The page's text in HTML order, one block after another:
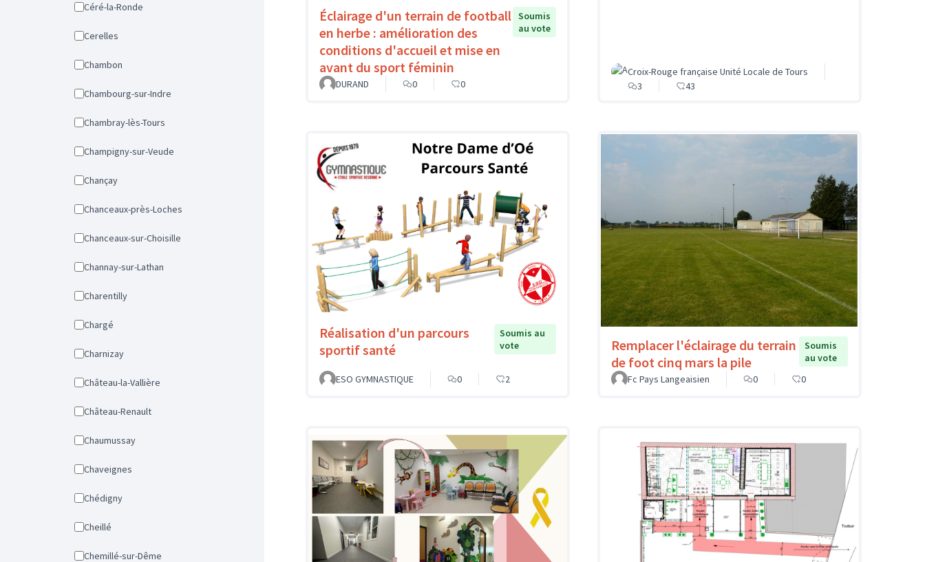
Céré-la-Ronde
Cerelles
Chambon
Chambourg-sur-Indre
Chambray-lès-Tours
Champigny-sur-Veude
Chançay
Chanceaux-près-Loches
Chanceaux-sur-Choisille
Channay-sur-Lathan
Charentilly
Chargé
Charnizay
Château-la-Vallière
Château-Renault
Chaumussay
Chaveignes
Chédigny
Cheillé
Chemillé-sur-Dême
Éclairage d'un terrain de football
en herbe : amélioration des
conditions d'accueil et mise en
avant du sport féminin
Soumis
au vote
DURAND 0 0
Croix-Rouge française Unité Locale de Tours
3
43
Réalisation d'un parcours
sportif santé
Soumis au
vote
ESO GYMNASTIQUE 0 2
Remplacer l'éclairage du terrain
de foot cinq mars la pile
Soumis
au vote
Fc Pays Langeaisien
0 0